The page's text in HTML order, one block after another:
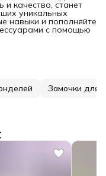
качество, станет
уникальных
навыки и пополняйте
с помощью
Замочки для